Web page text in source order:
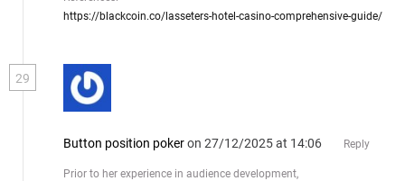
https://blackcoin.co/lasseters-hotel-casino-comprehensive-guide/
29
Button position pokeron 27/12/2025 at 14:06 Reply
Prior to her experience in audience development,